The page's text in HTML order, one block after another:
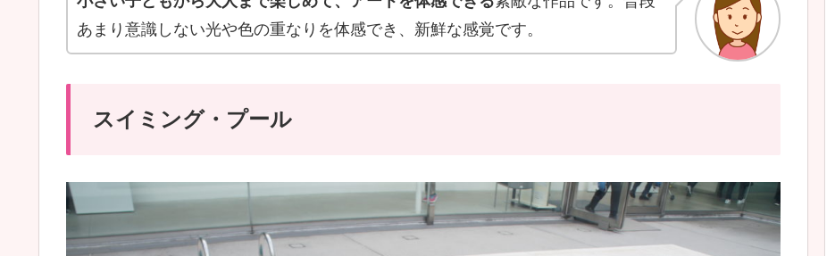
あまり意識しない光や色の重なりを体感でき、新鮮な感覚です。
スイミング・プール